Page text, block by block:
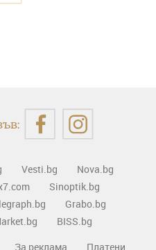
Vesti.bg
Nova.bg
Sinoptik.bg
Grabo.bg
BISS.bg
За реклама Платени